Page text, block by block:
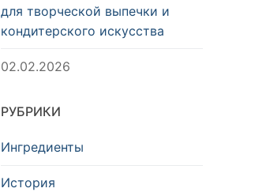
для творческой выпечки и
кондитерского искусства
02.02.2026
РУБРИКИ
Ингредиенты
История